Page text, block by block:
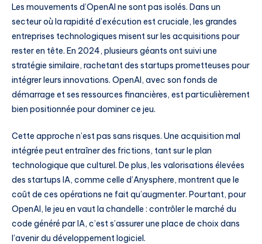
Les mouvements d’OpenAI ne sont pas isolés. Dans un
secteur où la rapidité d’exécution est cruciale, les grandes
entreprises technologiques misent sur les acquisitions pour
rester en tête. En 2024, plusieurs géants ont suivi une
stratégie similaire, rachetant des startups prometteuses pour
intégrer leurs innovations. OpenAI, avec son fonds de
démarrage et ses ressources financières, est particulièrement
bien positionnée pour dominer ce jeu.
Cette approche n’est pas sans risques. Une acquisition mal
intégrée peut entraîner des frictions, tant sur le plan
technologique que culturel. De plus, les valorisations élevées
des startups IA, comme celle d’Anysphere, montrent que le
coût de ces opérations ne fait qu’augmenter. Pourtant, pour
OpenAI, le jeu en vaut la chandelle : contrôler le marché du
code généré par IA, c’est s’assurer une place de choix dans
l’avenir du développement logiciel.